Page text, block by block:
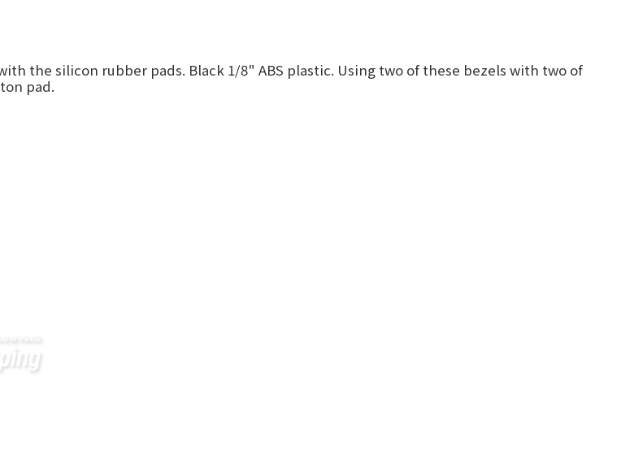
the silicon rubber pads. Black 1/8" ABS plastic. Using two of these bezels with two of
pad.